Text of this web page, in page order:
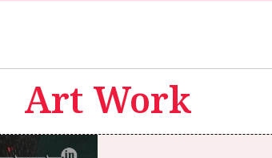
Art Work